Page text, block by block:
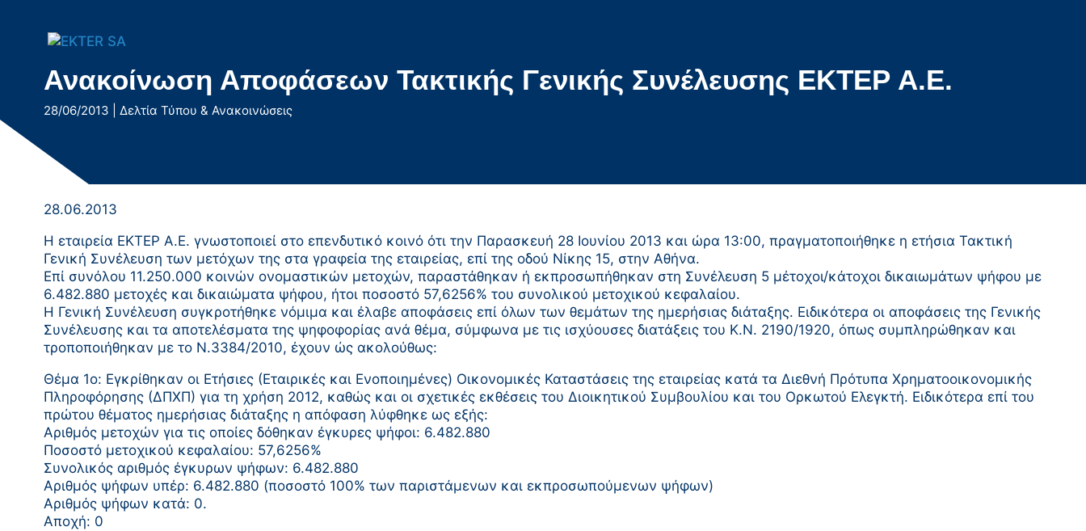
περιεχόμενο
Ανακοίνωση Αποφάσεων Τακτικής Γενικής Συνέλευσης ΕΚΤΕΡ Α.Ε.
28/06/2013 Δελτία Τύπου & Ανακοινώσεις
28.06.2013
Η εταιρεία ΕΚΤΕΡ Α.Ε. γνωστοποιεί στο επενδυτικό κοινό ότι την Παρασκευή 28 Ιουνίου 2013 και ώρα 13:00, πραγματοποιήθηκε η ετήσια Τακτική
Γενική Συνέλευση των μετόχων της στα γραφεία της εταιρείας, επί της οδού Νίκης 15, στην Αθήνα.
Επί συνόλου 11.250.000 κοινών ονομαστικών μετοχών, παραστάθηκαν ή εκπροσωπήθηκαν στη Συνέλευση 5 μέτοχοι/κάτοχοι δικαιωμάτων ψήφου με
6.482.880 μετοχές και δικαιώματα ψήφου, ήτοι ποσοστό 57,6256% του συνολικού μετοχικού κεφαλαίου.
Η Γενική Συνέλευση συγκροτήθηκε νόμιμα και έλαβε αποφάσεις επί όλων των θεμάτων της ημερήσιας διάταξης. Ειδικότερα οι αποφάσεις της Γενικής
Συνέλευσης και τα αποτελέσματα της ψηφοφορίας ανά θέμα, σύμφωνα με τις ισχύουσες διατάξεις του Κ.Ν. 2190/1920, όπως συμπληρώθηκαν και
τροποποιήθηκαν με το Ν.3384/2010, έχουν ώς ακολούθως:
Θέμα 1ο: Εγκρίθηκαν οι Ετήσιες (Εταιρικές και Ενοποιημένες) Οικονομικές Καταστάσεις της εταιρείας κατά τα Διεθνή Πρότυπα Χρηματοοικονομικής
Πληροφόρησης (ΔΠΧΠ) για τη χρήση 2012, καθώς και οι σχετικές εκθέσεις του Διοικητικού Συμβουλίου και του Ορκωτού Ελεγκτή. Ειδικότερα επί του
πρώτου θέματος ημερήσιας διάταξης η απόφαση λύφθηκε ως εξής:
Αριθμός μετοχών για τις οποίες δόθηκαν έγκυρες ψήφοι: 6.482.880
Ποσοστό μετοχικού κεφαλαίου: 57,6256%
Συνολικός αριθμός έγκυρων ψήφων: 6.482.880
Αριθμός ψήφων υπέρ: 6.482.880 (ποσοστό 100% των παριστάμενων και εκπροσωπούμενων ψήφων)
Αριθμός ψήφων κατά: 0.
Αποχή: 0